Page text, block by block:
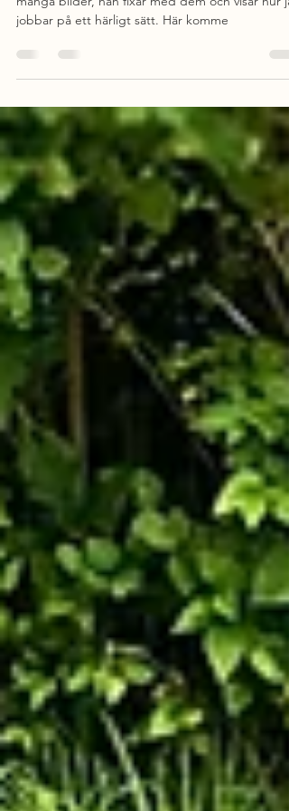
Photos during work
En fotograf tar inte bara en bild. Han tar inte
många bilder, han fixar med dem och visar hur